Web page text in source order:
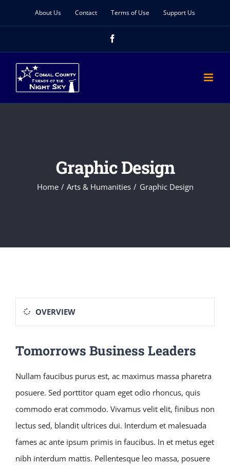
to
About Us Contact Terms of Use Support Us
Graphic Design
Home Arts & Humanities Graphic Design
OVERVIEW
Tomorrows Business Leaders
Nullam faucibus purus est, ac maximus massa pharetra
posuere. Sed porttitor quam eget odio rhoncus, quis
commodo erat commodo. Vivamus velit elit, finibus non
lectus sed, blandit ultrices dui. Interdum et malesuada
fames ac ante ipsum primis in faucibus. In et metus eget
nibh interdum mattis. Pellentesque leo massa, posuere